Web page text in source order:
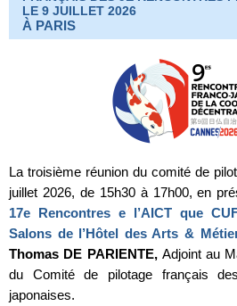
LE 9 JUILLET 2026
À PARIS
La troisième réunion du comité de
juillet 2026, de 15h30 à 17h00, en
17e Rencontres e l’AICT que
Salons de l’Hôtel des Arts &
Thomas DE PARIENTE, Adjoint au
du Comité de pilotage français
japonaises.